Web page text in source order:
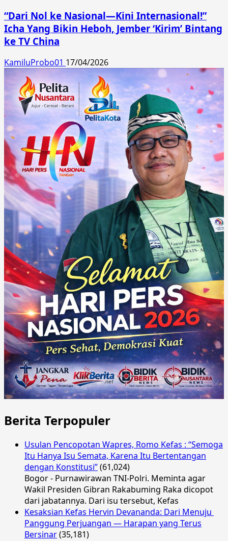
“Dari Nol ke Nasional—Kini Internasional!”
Icha Yang Bikin Heboh, Jember ‘Kirim’ Bintang
ke TV China
KamiluProbo01 17/04/2026
Berita Terpopuler
Usulan Pencopotan Wapres, Romo Kefas : “Semoga
Itu Hanya Isu Semata, Karena Itu Bertentangan
dengan Konstitusi”(61,024)
Bogor - Purnawirawan TNI-Polri. Meminta agar
Wakil Presiden Gibran Rakabuming Raka dicopot
dari jabatannya. Dari isu tersebut, Kefas
Kesaksian Kefas Hervin Devananda: Dari Menuju
Panggung Perjuangan — Harapan yang Terus
Bersinar(35,181)